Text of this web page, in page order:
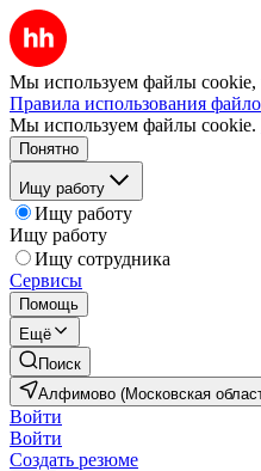
Мы используем файлы cookie,
Правила использования
Мы используем файлы cookie.
Понятно
Ищу работу
Ищу работу
Ищу работу
Ищу сотрудника
Сервисы
Помощь
Ещё
Поиск
Алфимово (Московская
Войти
Войти
Создать резюме